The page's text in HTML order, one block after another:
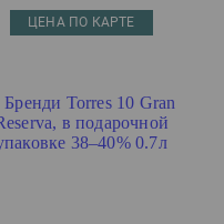
ЦЕНА ПО КАРТЕ